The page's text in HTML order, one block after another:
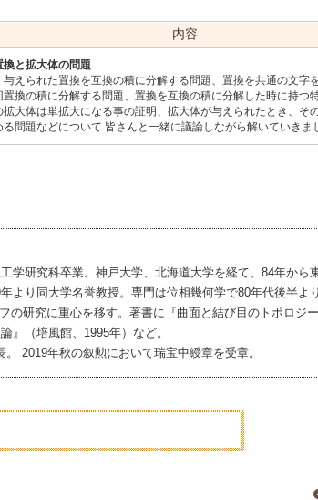
内容
換と拡大体の問題
与えられた置換を互換の積に分解する問題、置換を共通の文字
置換の積に分解する問題、置換を互換の積に分解した時に持つ
拡大体は単拡大になる事の証明、拡大体が与えられたとき、そ
る問題などについて 皆さんと一緒に議論しながら解いていきま
学研究科卒業。神戸大学、北海道大学を経て、84年から
より同大学名誉教授。専門は位相幾何学で80年代後半より
の研究に重心を移す。著書に『曲面と結び目のトポロジ
』（培風館、1995年）など。
2019年秋の叙勲において瑞宝中綬章を受章。